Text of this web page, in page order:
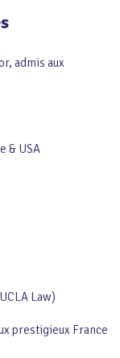
admis aux
& USA
Law)
prestigieux France